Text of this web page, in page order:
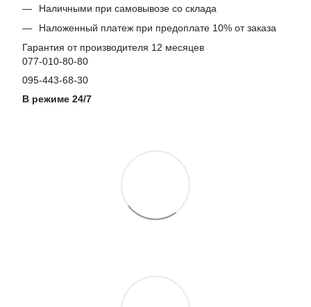
Наличными при самовывозе со склада
Наложенный платеж при предоплате 10% от заказа
Гарантия от производителя 12 месяцев
077-010-80-80
095-443-68-30
В режиме 24/7